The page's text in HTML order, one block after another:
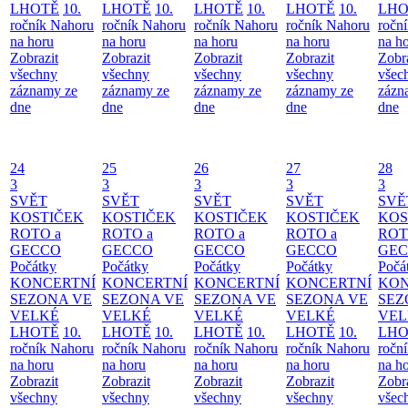
LHOTĚ 10.
ročník Nahoru
na horu
Zobrazit
všechny
záznamy ze
dne
LHOTĚ 10.
ročník Nahoru
na horu
Zobrazit
všechny
záznamy ze
dne
LHOTĚ 10.
ročník Nahoru
na horu
Zobrazit
všechny
záznamy ze
dne
LHOTĚ 10.
ročník Nahoru
na horu
Zobrazit
všechny
záznamy ze
dne
na
dne
24
3
SVĚT
KOSTIČEK
ROTO a
GECCO
Počátky
KONCERTNÍ
SEZONA VE
VELKÉ
LHOTĚ 10.
ročník Nahoru
na horu
Zobrazit
všechny
25
3
SVĚT
KOSTIČEK
ROTO a
GECCO
Počátky
KONCERTNÍ
SEZONA VE
VELKÉ
LHOTĚ 10.
ročník Nahoru
na horu
Zobrazit
všechny
26
3
SVĚT
KOSTIČEK
ROTO a
GECCO
Počátky
KONCERTNÍ
SEZONA VE
VELKÉ
LHOTĚ 10.
ročník Nahoru
na horu
Zobrazit
všechny
27
3
SVĚT
KOSTIČEK
ROTO a
GECCO
Počátky
KONCERTNÍ
SEZONA VE
VELKÉ
LHOTĚ 10.
ročník Nahoru
na horu
Zobrazit
všechny
28
3
na